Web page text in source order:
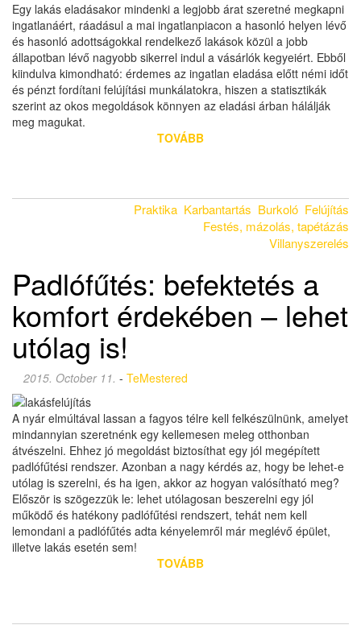
Egy lakás eladásakor mindenki a legjobb árat szeretné megkapni
ingatlanáért, ráadásul a mai ingatlanpiacon a hasonló helyen lévő
és hasonló adottságokkal rendelkező lakások közül a jobb
állapotban lévő nagyobb sikerrel indul a vásárlók kegyeiért. Ebből
kiindulva kimondható: érdemes az ingatlan eladása előtt némi időt
és pénzt fordítani felújítási munkálatokra, hiszen a statisztikák
szerint az okos megoldások könnyen az eladási árban hálálják
meg magukat.
TOVÁBB
Praktika Karbantartás Burkoló Felújítás
Festés, mázolás, tapétázás
Villanyszerelés
Padlófűtés: befektetés a
komfort érdekében – lehet
utólag is!
2015. October 11. - TeMestered
A nyár elmúltával lassan a fagyos télre kell felkészülnünk, amelyet
mindannyian szeretnénk egy kellemesen meleg otthonban
átvészelni. Ehhez jó megoldást biztosíthat egy jól megépített
padlófűtési rendszer. Azonban a nagy kérdés az, hogy be lehet-e
utólag is szerelni, és ha igen, akkor az hogyan valósítható meg?
Először is szögezzük le: lehet utólagosan beszerelni egy jól
működő és hatékony padlófűtési rendszert, tehát nem kell
lemondani a padlófűtés adta kényelemről már meglévő épület,
illetve lakás esetén sem!
TOVÁBB